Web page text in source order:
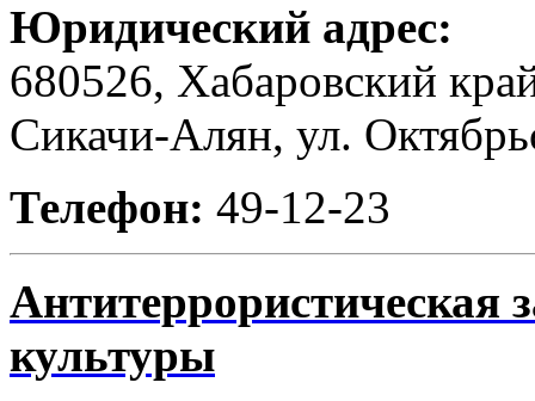
Юридический адрес:
680526, Хабаровский
Сикачи-Алян, ул.
Телефон: 49-12-23
Антитеррористическая
культуры